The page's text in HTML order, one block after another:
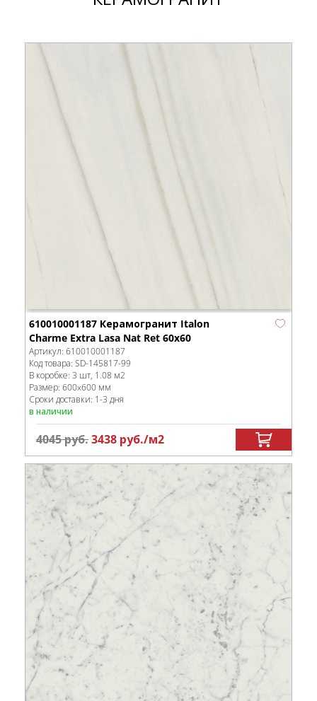
610010001187 Керамогранит Italon
Charme Extra Lasa Nat Ret 60x60
Артикул: 610010001187
Код товара: SD-145817-99
В коробке: 3 шт, 1.08 м2
Размер: 600x600 мм
Сроки доставки: 1-3 дня
в наличии
4045руб.3438 руб./м2